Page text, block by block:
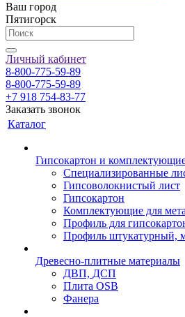
Ваш город
Пятигорск
Личный кабинет
8-800-775-59-89
8-800-775-59-89
+7 918 754-83-77
Заказать звонок
Каталог
Гипсокартон и
Специализированные
Гипсоволокнистый лист
Гипсокартон
Комплектующие для
Профиль для
Профиль штукатурный,
Древесно-плитные материалы
ДВП, ДСП
Плита OSB
Фанера